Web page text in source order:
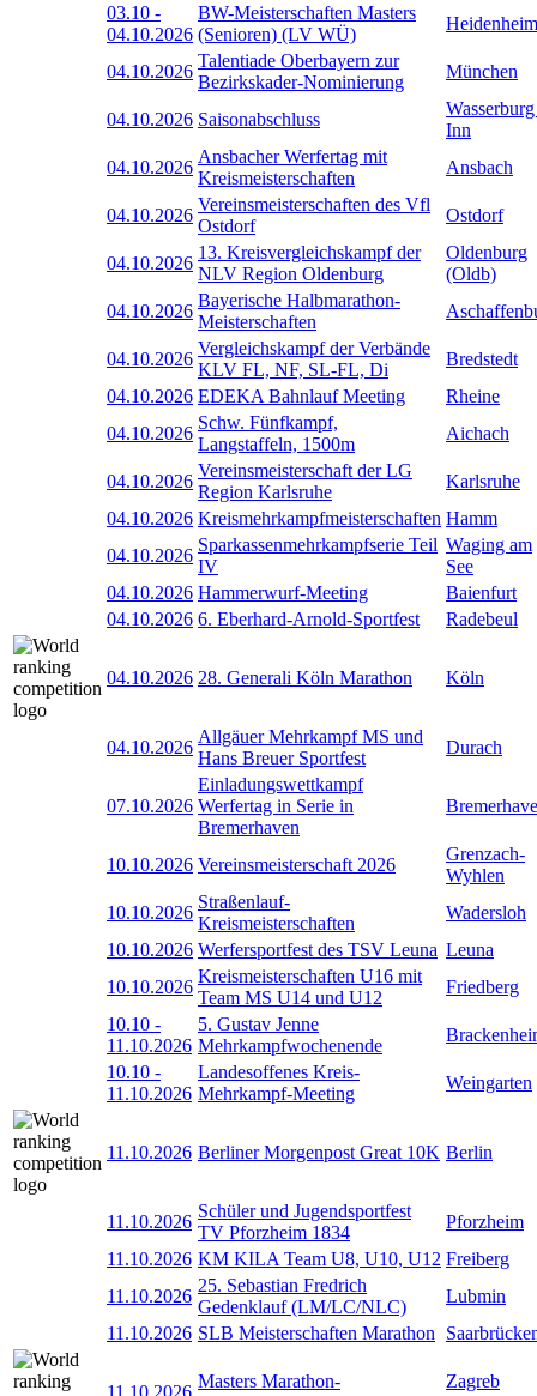
03.10 -
04.10.2026
BW-Meisterschaften Masters
(Senioren) (LV WÜ)
Heidenheim
04.10.2026
Talentiade Oberbayern zur
Bezirkskader-Nominierung
München
04.10.2026 Saisonabschluss
Inn
04.10.2026
Ansbacher Werfertag mit
Kreismeisterschaften
Ansbach
04.10.2026
Vereinsmeisterschaften des Vfl
Ostdorf
Ostdorf
04.10.2026
13. Kreisvergleichskampf der
NLV Region Oldenburg
Oldenburg
(Oldb)
04.10.2026
Bayerische Halbmarathon-
Meisterschaften
04.10.2026
Vergleichskampf der Verbände
KLV FL, NF, SL-FL, Di
Bredstedt
04.10.2026 EDEKA Bahnlauf Meeting
Rheine
04.10.2026
Schw. Fünfkampf,
Langstaffeln, 1500m
Aichach
04.10.2026
Vereinsmeisterschaft der LG
Region Karlsruhe
Karlsruhe
04.10.2026 Kreismehrkampfmeisterschaften Hamm
04.10.2026
Sparkassenmehrkampfserie Teil
IV
Waging am
See
04.10.2026 Hammerwurf-Meeting
Baienfurt
04.10.2026 6. Eberhard-Arnold-Sportfest Radebeul
04.10.2026 28. Generali Köln Marathon Köln
04.10.2026
Allgäuer Mehrkampf MS und
Hans Breuer Sportfest
Durach
07.10.2026
Einladungswettkampf
Werfertag in Serie in
Bremerhaven
10.10.2026 Vereinsmeisterschaft 2026
Grenzach-
Wyhlen
10.10.2026
Straßenlauf-
Kreismeisterschaften
Wadersloh
10.10.2026 Werfersportfest des TSV Leuna Leuna
10.10.2026
Kreismeisterschaften U16 mit
Team MS U14 und U12
Friedberg
10.10 -
11.10.2026
5. Gustav Jenne
Mehrkampfwochenende
10.10 -
11.10.2026
Landesoffenes Kreis-
Mehrkampf-Meeting
Weingarten
11.10.2026 Berliner Morgenpost Great 10K Berlin
11.10.2026
Schüler und Jugendsportfest
TV Pforzheim 1834
Pforzheim
11.10.2026 KM KILA Team U8, U10, U12 Freiberg
11.10.2026
25. Sebastian Fredrich
Gedenklauf (LM/LC/NLC)
Lubmin
11.10.2026 SLB Meisterschaften Marathon
11.10.2026
Masters Marathon-
Zagreb